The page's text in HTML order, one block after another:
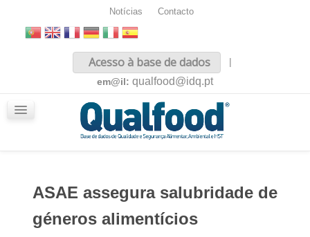
Notícias Contacto
Acesso à base de dados
|
em@il: qualfood@idq.pt
ASAE assegura salubridade de
géneros alimentícios